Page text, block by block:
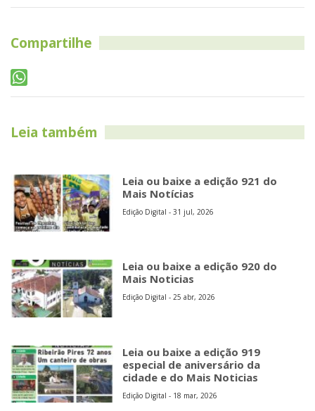
Compartilhe
Leia também
Leia ou baixe a edição 921 do
Mais Notícias
Edição Digital - 31 jul, 2026
Leia ou baixe a edição 920 do
Mais Noticias
Edição Digital - 25 abr, 2026
Leia ou baixe a edição 919
especial de aniversário da
cidade e do Mais Noticias
Edição Digital - 18 mar, 2026